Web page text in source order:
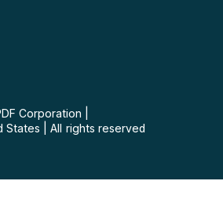
Corporation
States
All rights reserved